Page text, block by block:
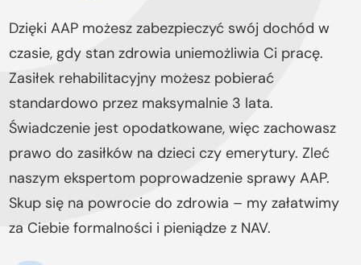
Dzięki AAP możesz zabezpieczyć swój dochód w
czasie, gdy stan zdrowia uniemożliwia Ci pracę.
Zasiłek rehabilitacyjny możesz pobierać
standardowo przez maksymalnie 3 lata.
Świadczenie jest opodatkowane, więc zachowasz
prawo do zasiłków na dzieci czy emerytury. Zleć
naszym ekspertom poprowadzenie sprawy AAP.
Skup się na powrocie do zdrowia – my załatwimy
za Ciebie formalności i pieniądze z NAV.